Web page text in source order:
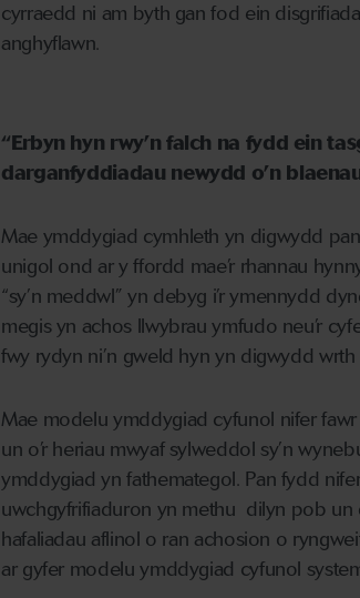
cyrraedd ni am byth gan fod ein
anghyflawn.
“Erbyn hyn rwy’n falch na fydd ein
darganfyddiadau newydd o’n
Mae ymddygiad cymhleth yn digwydd
unigol ond ar y ffordd mae’r rhannau
“sy’n meddwl” yn debyg i’r ymennydd
megis yn achos llwybrau ymfudo neu’r
fwy rydyn ni’n gweld hyn yn digwydd
Mae modelu ymddygiad cyfunol nifer
un o’r heriau mwyaf sylweddol sy’n
ymddygiad yn fathemategol. Pan fydd
uwchgyfrifiaduron yn methu dilyn pob un
hafaliadau aflinol o ran achosion o
ar gyfer modelu ymddygiad cyfunol